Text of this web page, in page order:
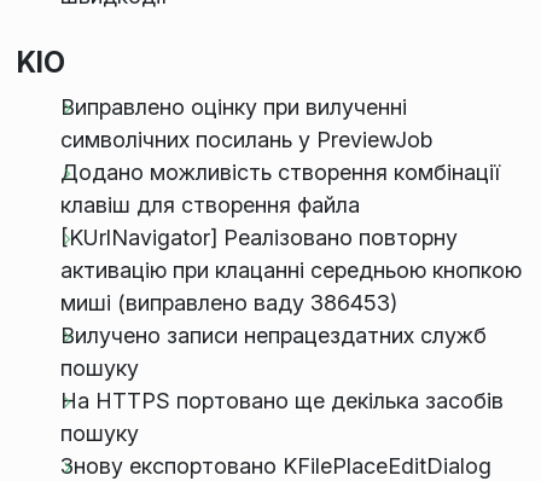
KIO
Виправлено оцінку при вилученні
символічних посилань у PreviewJob
Додано можливість створення комбінації
клавіш для створення файла
[KUrlNavigator] Реалізовано повторну
активацію при клацанні середньою кнопкою
миші (виправлено ваду 386453)
Вилучено записи непрацездатних служб
пошуку
На HTTPS портовано ще декілька засобів
пошуку
Знову експортовано KFilePlaceEditDialog